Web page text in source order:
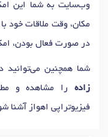
وب‌سایت به شما این
مکان، وقت ملاقات خود
در صورت فعال بودن،
شما همچنین می‌توانید
زاده را مشاهده و
فیزیوتراپی اهواز آشنا